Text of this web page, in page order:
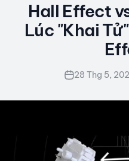
Hall Effect
Lúc "Khai
28 Thg 5,